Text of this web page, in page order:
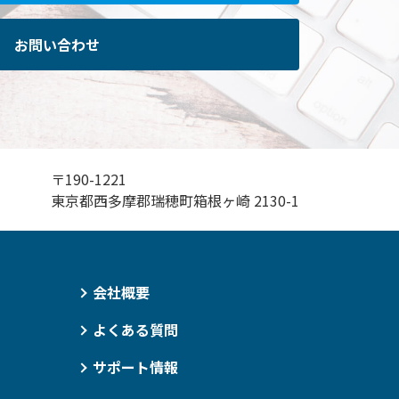
お問い合わせ
〒190-1221
東京都西多摩郡瑞穂町箱根ヶ崎 2130-1
会社概要
よくある質問
サポート情報